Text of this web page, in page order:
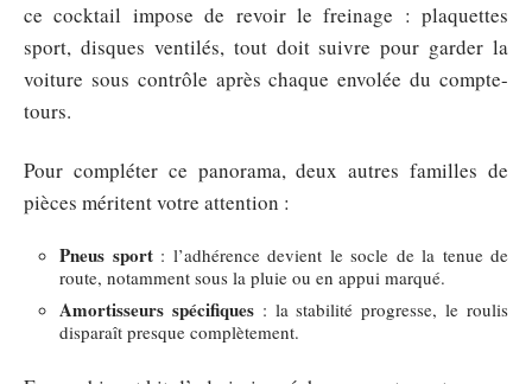
ce cocktail impose de revoir le freinage : plaquettes
sport, disques ventilés, tout doit suivre pour garder la
voiture sous contrôle après chaque envolée du compte-
tours.
Pour compléter ce panorama, deux autres familles de
pièces méritent votre attention :
Pneus sport: l’adhérence devient le socle de la tenue de
route, notamment sous la pluie ou en appui marqué.
Amortisseurs spécifiques: la stabilité progresse, le roulis
disparaît presque complètement.